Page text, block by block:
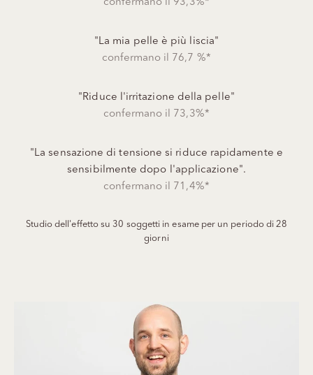
confermano il 93,3%*
"La mia pelle è più liscia"
confermano il 76,7 %*
"Riduce l'irritazione della pelle"
confermano il 73,3%*
"La sensazione di tensione si riduce rapidamente e
sensibilmente dopo l'applicazione".
confermano il 71,4%*
Studio dell'effetto su 30 soggetti in esame per un periodo di 28
giorni